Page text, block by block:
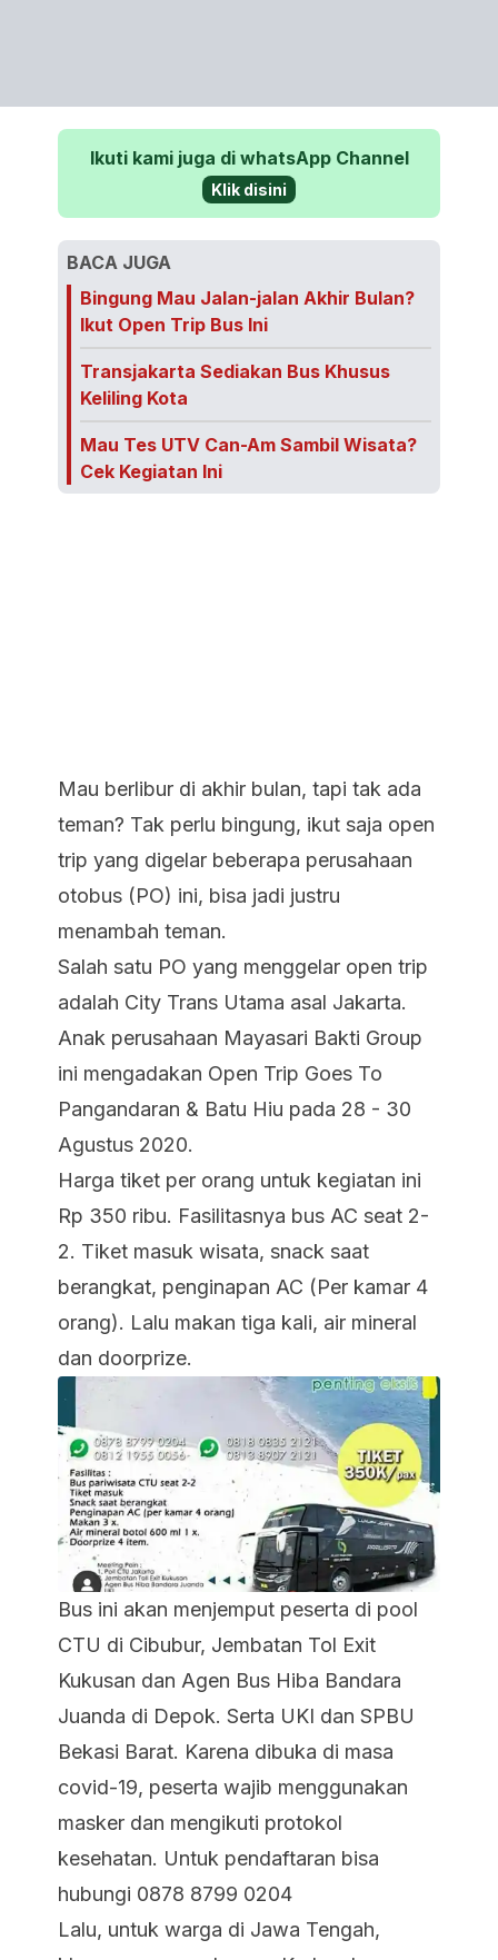
Ikuti kami juga di whatsApp Channel
Klik disini
BACA JUGA
Bingung Mau Jalan-jalan Akhir Bulan?
Ikut Open Trip Bus Ini
Transjakarta Sediakan Bus Khusus
Keliling Kota
Mau Tes UTV Can-Am Sambil Wisata?
Cek Kegiatan Ini
Mau berlibur di akhir bulan, tapi tak ada
teman? Tak perlu bingung, ikut saja open
trip yang digelar beberapa perusahaan
otobus (PO) ini, bisa jadi justru
menambah teman.
Salah satu PO yang menggelar open trip
adalah City Trans Utama asal Jakarta.
Anak perusahaan Mayasari Bakti Group
ini mengadakan Open Trip Goes To
Pangandaran & Batu Hiu pada 28 - 30
Agustus 2020.
Harga tiket per orang untuk kegiatan ini
Rp 350 ribu. Fasilitasnya bus AC seat 2-
2. Tiket masuk wisata, snack saat
berangkat, penginapan AC (Per kamar 4
orang). Lalu makan tiga kali, air mineral
dan doorprize.
Bus ini akan menjemput peserta di pool
CTU di Cibubur, Jembatan Tol Exit
Kukusan dan Agen Bus Hiba Bandara
Juanda di Depok. Serta UKI dan SPBU
Bekasi Barat. Karena dibuka di masa
covid-19, peserta wajib menggunakan
masker dan mengikuti protokol
kesehatan. Untuk pendaftaran bisa
hubungi 0878 8799 0204
Lalu, untuk warga di Jawa Tengah,